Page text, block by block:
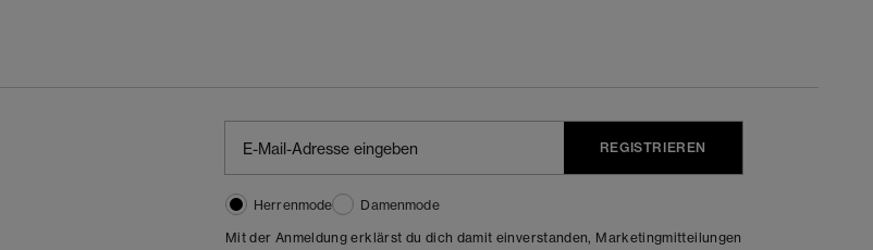
REGISTRIEREN
Herrenmode
Damenmode
Mit der Anmeldung erklärst du dich damit einverstanden, Marketingmitteilungen